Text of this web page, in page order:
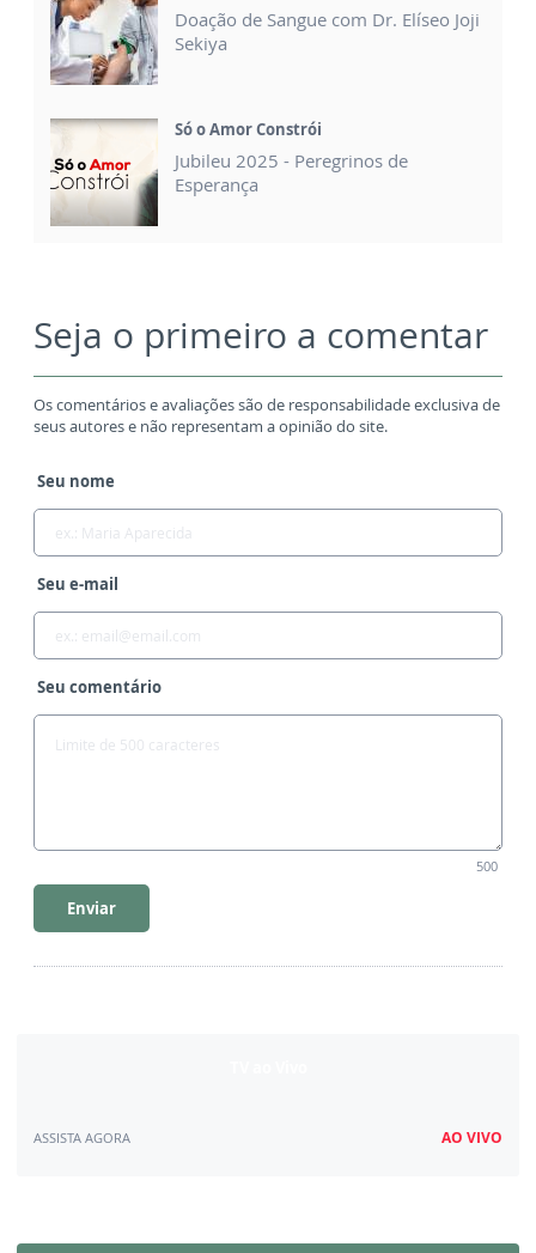
Doação de Sangue com Dr. Elíseo Joji
Sekiya
Só o Amor Constrói
Jubileu 2025 - Peregrinos de
Esperança
Seja o primeiro a comentar
Os comentários e avaliações são de responsabilidade exclusiva de
seus autores e não representam a opinião do site.
Seu nome
Seu e-mail
Seu comentário
500
Enviar
ASSISTA AGORA AO VIVO